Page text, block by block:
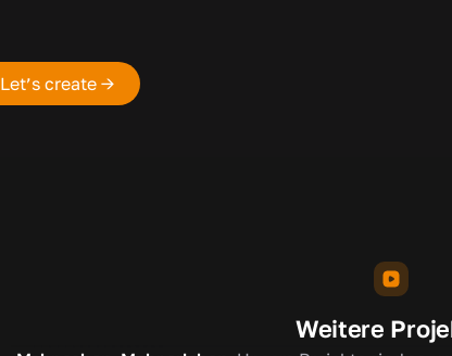
Let’s create →
Weitere